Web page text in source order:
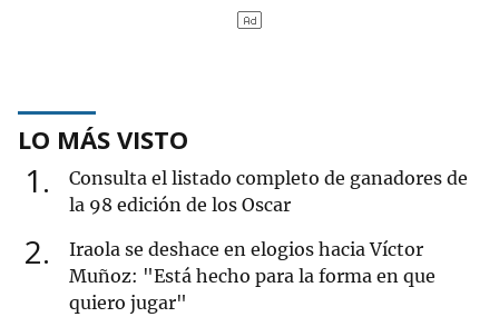
LO MÁS VISTO
1
Consulta el listado completo de ganadores de
la 98 edición de los Oscar
2
Iraola se deshace en elogios hacia Víctor
Muñoz: "Está hecho para la forma en que
quiero jugar"